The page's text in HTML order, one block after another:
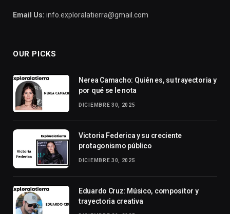
Email Us: info.exploralatierra@gmail.com
OUR PICKS
Nerea Camacho: Quién es, su trayectoria y
por qué se le nota
DICIEMBRE 30, 2025
Victoria Federica y su creciente
protagonismo público
DICIEMBRE 30, 2025
Eduardo Cruz: Músico, compositor y
trayectoria creativa